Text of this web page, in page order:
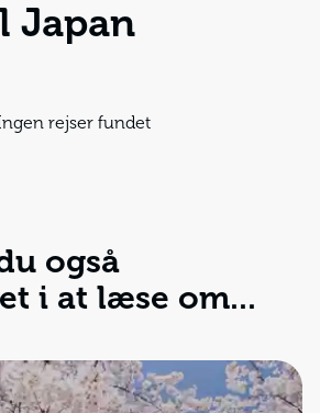
Japan
rejser fundet
også
i at læse om...